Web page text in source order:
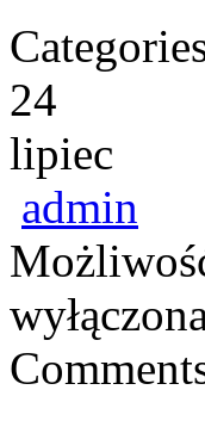
24
lipiec
admin